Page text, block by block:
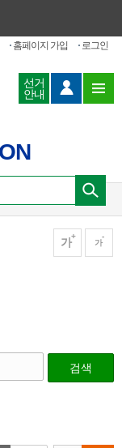
로그인
홈페이지 가입
선거
안내
가 가
검색